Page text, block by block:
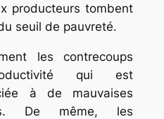
producteurs tombent
seuil de pauvreté.
les contrecoups
qui est
à de mauvaises
De même, les